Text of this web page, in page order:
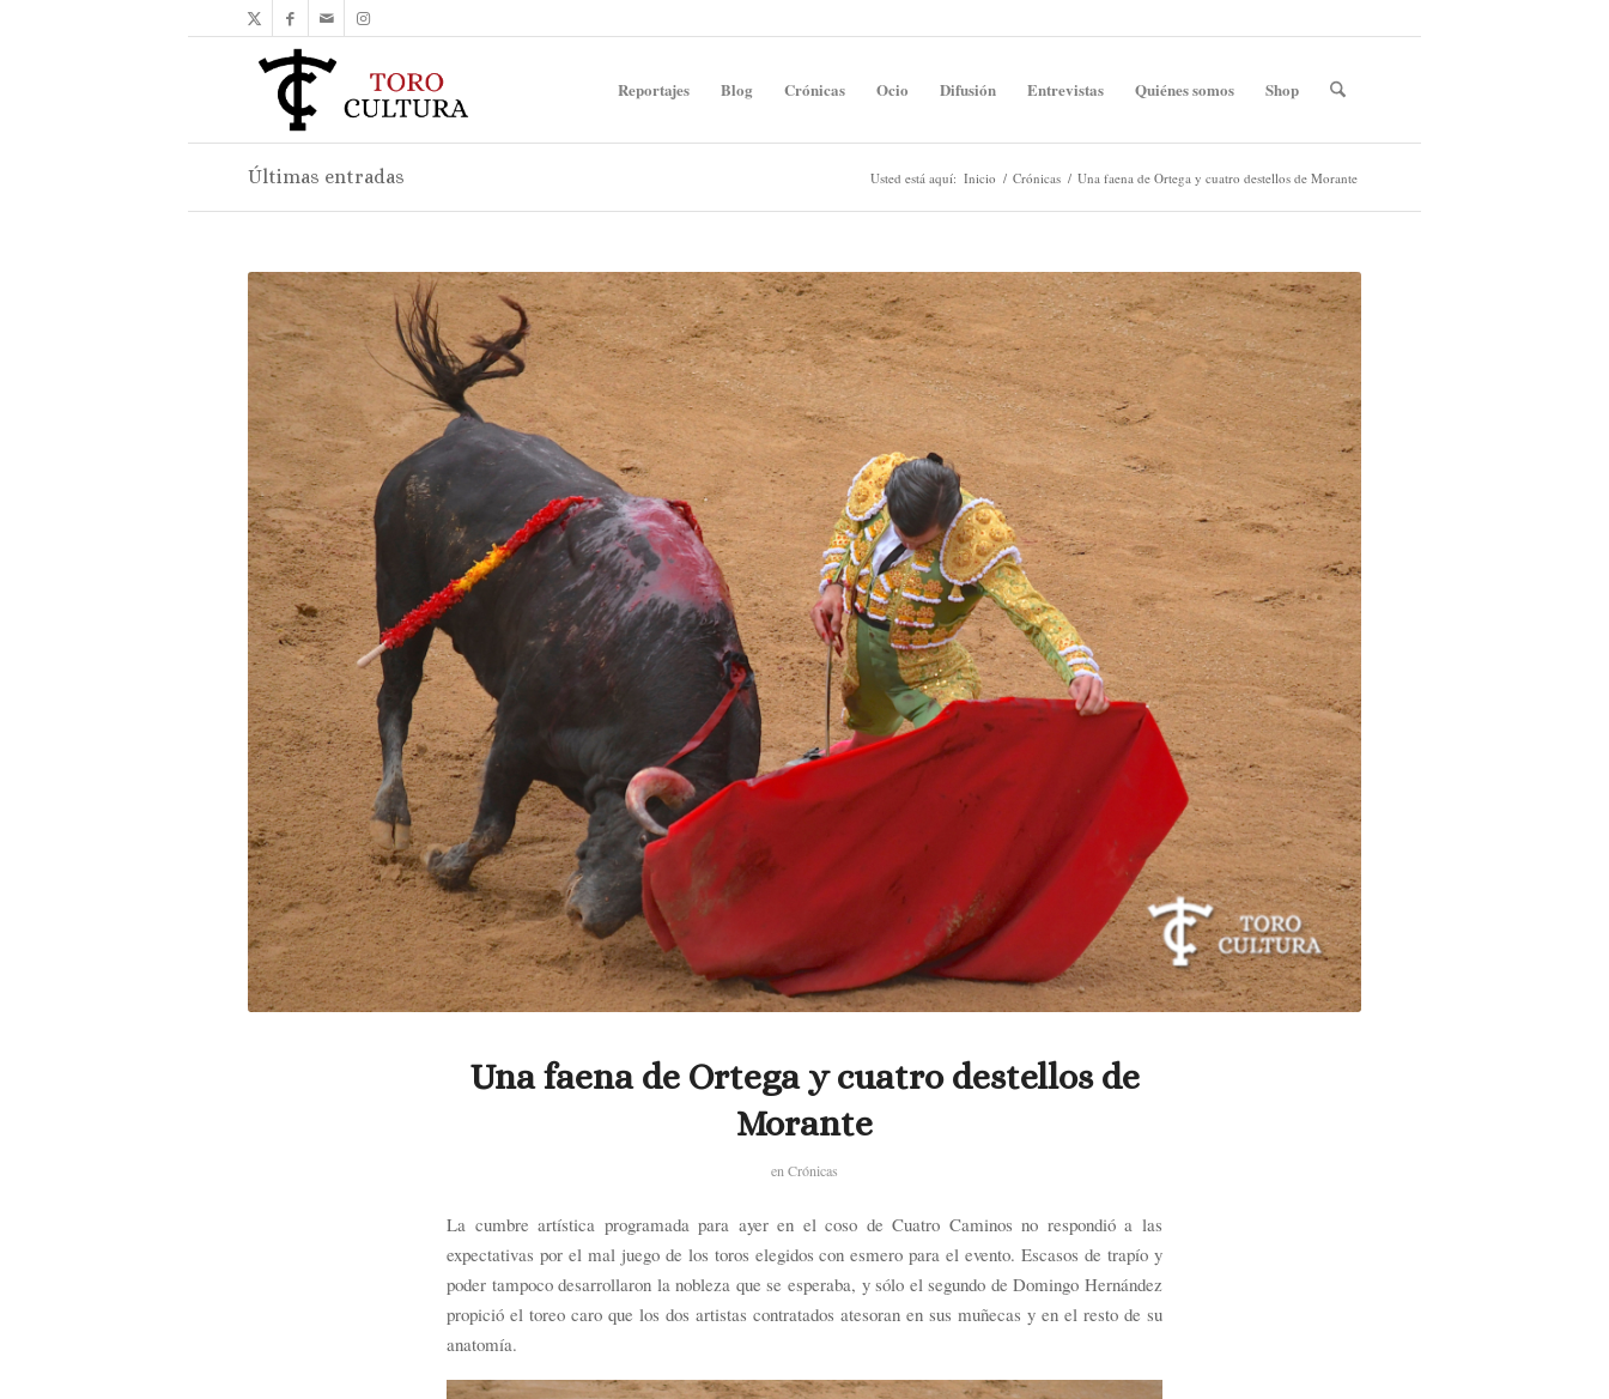
Reportajes Blog Crónicas Ocio Difusión Entrevistas Quiénes somos Shop
Últimas entradas Usted está aquí: Inicio / Crónicas / Una faena de Ortega y cuatro destellos de Morante
Una faena de Ortega y cuatro destellos de
Morante
en Crónicas
La cumbre artística programada para ayer en el coso de Cuatro Caminos no respondió a las
expectativas por el mal juego de los toros elegidos con esmero para el evento. Escasos de trapío y
poder tampoco desarrollaron la nobleza que se esperaba, y sólo el segundo de Domingo Hernández
propició el toreo caro que los dos artistas contratados atesoran en sus muñecas y en el resto de su
anatomía.